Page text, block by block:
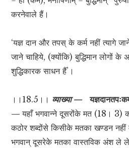
करनेवाले हैं।
‘यज्ञ दान और तपस् के कर्म नहीं त्यागे
जाने चाहिये, (क्योंकि) बुद्धिमान लोगों
शुद्धिकारक साधन हैं’।
।।18.5।। व्याख्या —
—यहाँ भगवान्ने दूसरोंके मत (18। 3)
कठोर शब्दोंसे किसीके मतका खण्डन
भगवान् दूसरेके मतका वास्तविक अंश ले